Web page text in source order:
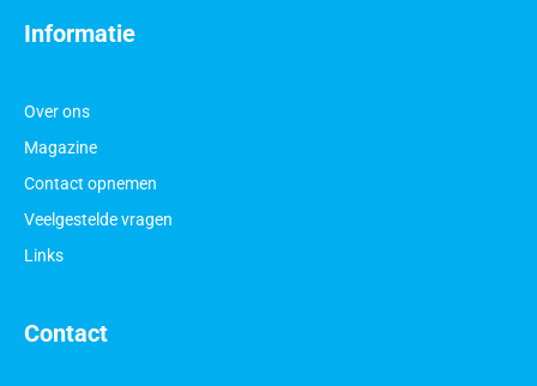
Contact
Informatie
Over ons
Magazine
Contact opnemen
Veelgestelde vragen
Links